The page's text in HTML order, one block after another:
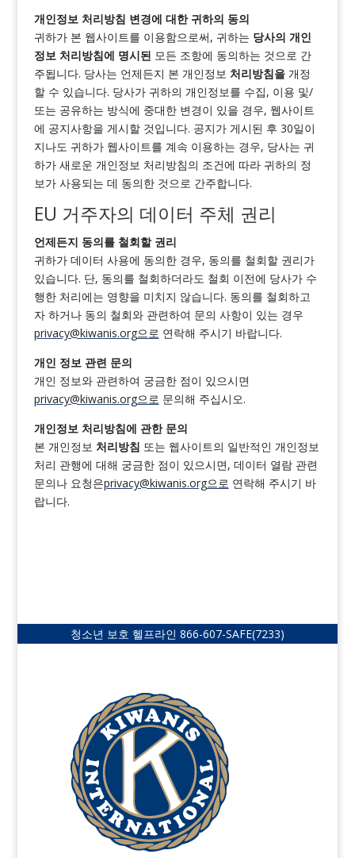
개인정보 처리방침 변경에 대한 귀하의 동의
귀하가 본 웹사이트를 이용함으로써, 귀하는 당사의 개인
정보 처리방침에 명시된 모든 조항에 동의하는 것으로 간
주됩니다. 당사는 언제든지 본 개인정보 처리방침을개정
할 수 있습니다. 당사가 귀하의 개인정보를 수집, 이용 및/
또는 공유하는 방식에 중대한 변경이 있을 경우, 웹사이트
에 공지사항을 게시할 것입니다. 공지가 게시된 후 30일이
지나도 귀하가 웹사이트를 계속 이용하는 경우, 당사는 귀
하가 새로운 개인정보 처리방침의 조건에 따라 귀하의 정
보가 사용되는 데 동의한 것으로 간주합니다.
EU 거주자의 데이터 주체 권리
언제든지 동의를 철회할 권리
귀하가 데이터 사용에 동의한 경우, 동의를 철회할 권리가
있습니다. 단, 동의를 철회하더라도 철회 이전에 당사가 수
행한 처리에는 영향을 미치지 않습니다. 동의를 철회하고
자 하거나 동의 철회와 관련하여 문의 사항이 있는 경우
privacy@kiwanis.org으로 연락해 주시기 바랍니다.
개인 정보 관련 문의
개인 정보와 관련하여 궁금한 점이 있으시면
privacy@kiwanis.org으로 문의해 주십시오.
개인정보 처리방침에 관한 문의
본 개인정보 처리방침 또는 웹사이트의 일반적인 개인정보
처리 관행에 대해 궁금한 점이 있으시면, 데이터 열람 관련
문의나 요청은privacy@kiwanis.org으로 연락해 주시기 바
랍니다.
청소년 보호 헬프라인 866-607-SAFE(7233)